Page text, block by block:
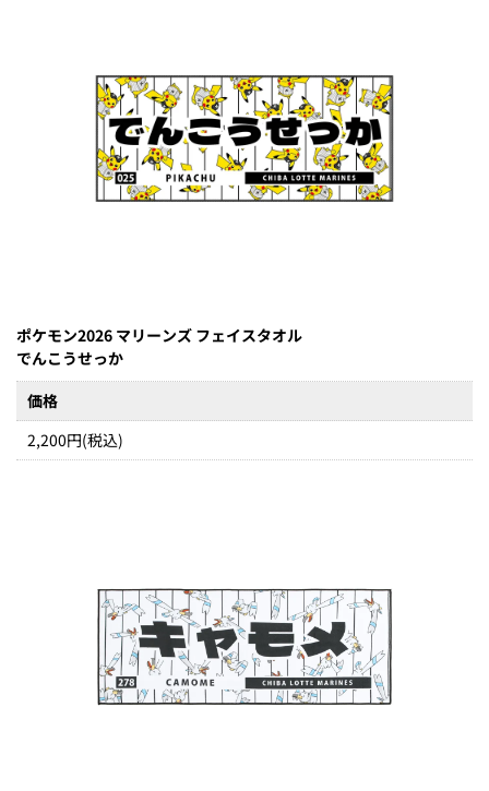
ポケモン2026 マリーンズ フェイスタオル
でんこうせっか
価格
2,200円(税込)